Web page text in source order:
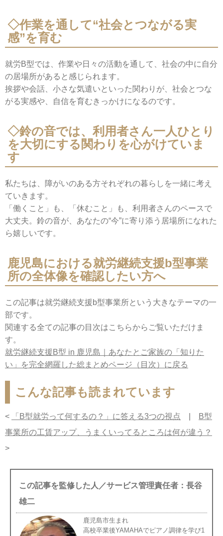
◇作業を通して“社会とつながる実
感”を育む
就労B型では、作業や日々の活動を通して、社会の中に自分
の居場所があると感じられます。
挨拶や会話、小さな気遣いといった関わりが、社会とつな
がる実感や、自信を育むきっかけになるのです。
◇鈴の音では、利用者さん一人ひとり
を大切にする関わりを心がけていま
す
私たちは、障がいのある方それぞれの暮らしを一緒に考え
ていきます。
「働くこと」も、「休むこと」も、利用者さんのペースで
大丈夫。鈴の音が、あなたの“今”に寄り添う居場所になれた
ら嬉しいです。
鹿児島における就労継続支援b型事業
所の全体像を確認したい方へ
この記事は就労継続支援b型事業所という大きなテーマの一
部です。
関連する全ての記事の目次はこちらからご覧いただけま
す。
就労継続支援B型 in 鹿児島｜あなたとご家族の「知りた
い」を完全網羅した総まとめページ（目次）に戻る
こんな記事も読まれています
< 「B型就労って何するの？」に答える3つの視点
B型
事業所の工賃アップ、うまくいってるところは何が違う？
>
この記事を監修した人／サービス管理責任者：長谷
雄二
鹿児島市生まれ
高校卒業後YAMAHAでピアノ調律を学び1